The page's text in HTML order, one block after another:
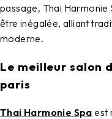
passage, Thai Harmonie
être inégalée, alliant
moderne.
Le meilleur salon
paris
Thai Harmonie Spa est